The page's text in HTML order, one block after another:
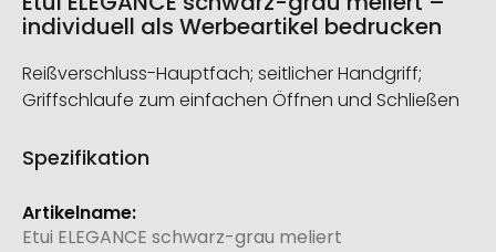
individuell als Werbeartikel bedrucken
Reißverschluss-Hauptfach; seitlicher Handgriff;
Griffschlaufe zum einfachen Öffnen und Schließen
Spezifikation
Weitere
Informationen
Etui ELEGANCE schwarz-grau meliert